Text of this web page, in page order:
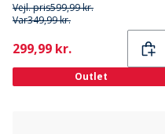
Vejl. pris599,99 kr.
Var349,99 kr.
Current
299,99 kr.
Outlet